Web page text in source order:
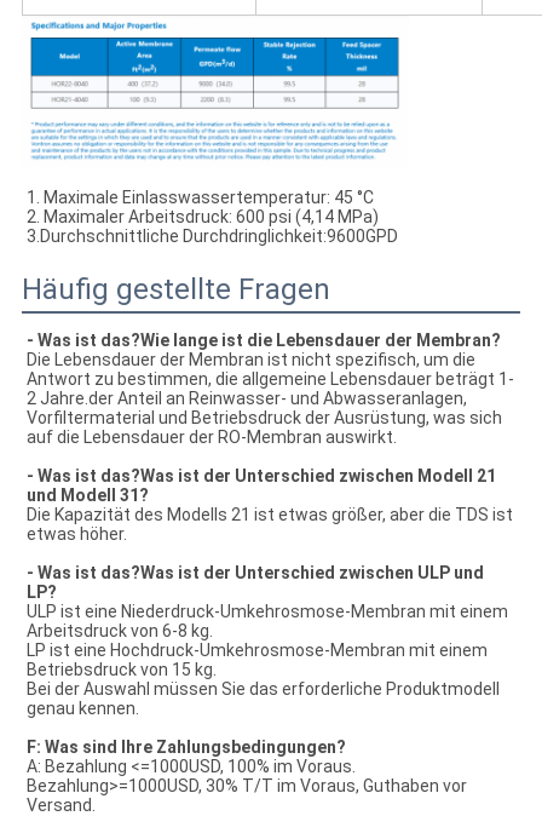
1. Maximale Einlasswassertemperatur: 45 °C
2. Maximaler Arbeitsdruck: 600 psi (4,14 MPa)
3. Durchschnittliche Durchdringlichkeit:9600GPD
Häufig gestellte Fragen
- Was ist das?Wie lange ist die Lebensdauer der Membran?
Die Lebensdauer der Membran ist nicht spezifisch, um die
Antwort zu bestimmen, die allgemeine Lebensdauer beträgt 1-
2 Jahre.der Anteil an Reinwasser- und Abwasseranlagen,
Vorfiltermaterial und Betriebsdruck der Ausrüstung, was sich
auf die Lebensdauer der RO-Membran auswirkt.
- Was ist das?Was ist der Unterschied zwischen Modell 21
und Modell 31?
Die Kapazität des Modells 21 ist etwas größer, aber die TDS ist
etwas höher.
- Was ist das?Was ist der Unterschied zwischen ULP und
LP?
ULP ist eine Niederdruck-Umkehrosmose-Membran mit einem
Arbeitsdruck von 6-8 kg.
LP ist eine Hochdruck-Umkehrosmose-Membran mit einem
Betriebsdruck von 15 kg.
Bei der Auswahl müssen Sie das erforderliche Produktmodell
genau kennen.
F: Was sind Ihre Zahlungsbedingungen?
A: Bezahlung <=1000USD, 100% im Voraus.
Bezahlung>=1000USD, 30% T/T im Voraus, Guthaben vor
Versand.